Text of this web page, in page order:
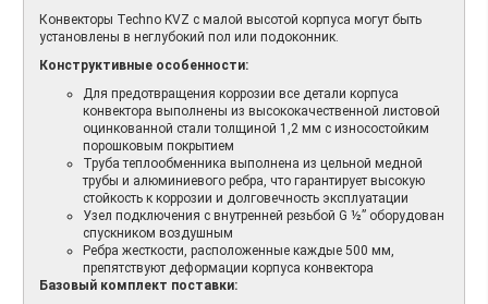
Конвекторы Techno KVZ с малой высотой корпуса могут быть
установлены в неглубокий пол или подоконник.
Конструктивные особенности:
Для предотвращения коррозии все детали корпуса
конвектора выполнены из высококачественной листовой
оцинкованной стали толщиной 1,2 мм с износостойким
порошковым покрытием
Труба теплообменника выполнена из цельной медной
трубы и алюминиевого ребра, что гарантирует высокую
стойкость к коррозии и долговечность эксплуатации
Узел подключения с внутренней резьбой G ½” оборудован
спускником воздушным
Ребра жесткости, расположенные каждые 500 мм,
препятствуют деформации корпуса конвектора
Базовый комплект поставки: